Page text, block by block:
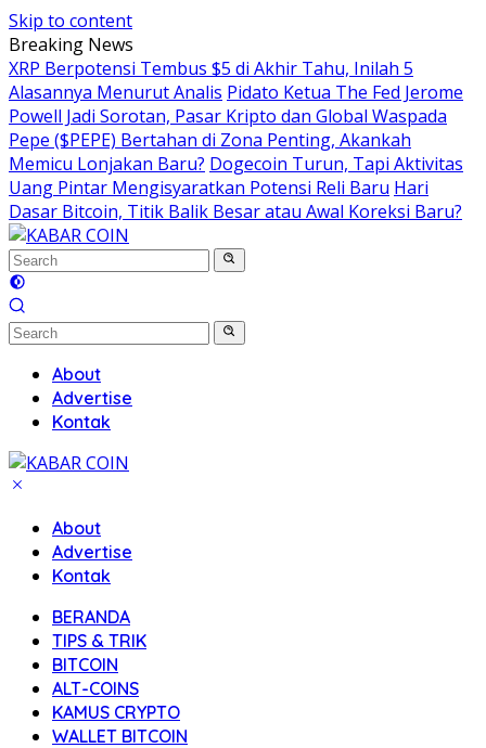
Skip to content
Breaking News
XRP Berpotensi Tembus $5 di Akhir Tahu, Inilah 5
Alasannya Menurut Analis Pidato Ketua The Fed Jerome
Powell Jadi Sorotan, Pasar Kripto dan Global Waspada
Pepe ($PEPE) Bertahan di Zona Penting, Akankah
Memicu Lonjakan Baru? Dogecoin Turun, Tapi Aktivitas
Uang Pintar Mengisyaratkan Potensi Reli Baru Hari
Dasar Bitcoin, Titik Balik Besar atau Awal Koreksi Baru?
About
Advertise
Kontak
About
Advertise
Kontak
BERANDA
TIPS & TRIK
BITCOIN
ALT-COINS
KAMUS CRYPTO
WALLET BITCOIN